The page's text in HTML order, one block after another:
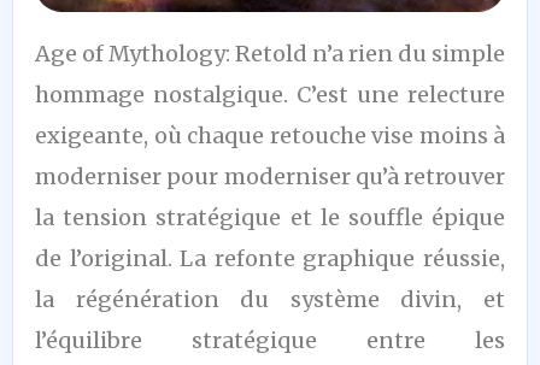
8
/10
Age of Mythology: Retold n’a rien du simple
hommage nostalgique. C’est une relecture
exigeante, où chaque retouche vise moins à
moderniser pour moderniser qu’à retrouver
la tension stratégique et le souffle épique
de l’original. La refonte graphique réussie,
la régénération du système divin, et
l’équilibre stratégique entre les